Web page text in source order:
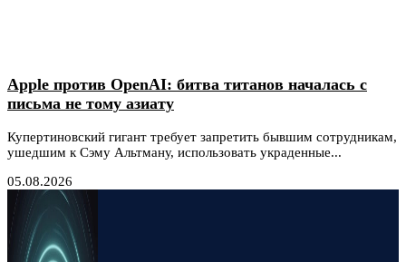
Apple против OpenAI: битва титанов началась с
письма не тому азиату
Купертиновский гигант требует запретить бывшим сотрудникам,
ушедшим к Сэму Альтману, использовать украденные...
05.08.2026